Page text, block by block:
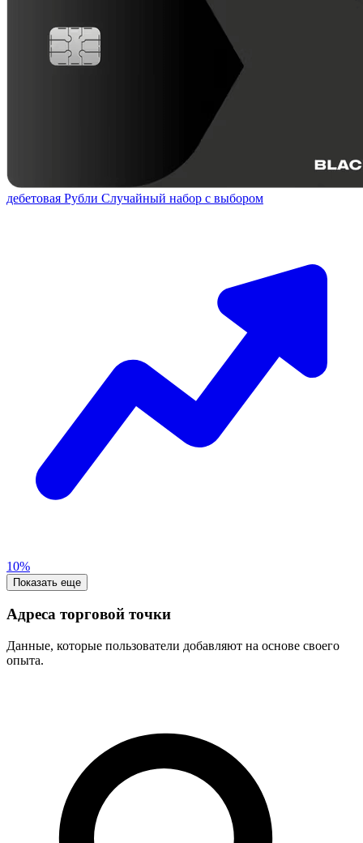
дебетовая Рубли Случайный набор с выбором
10%
Показать еще
Адреса торговой точки
Данные, которые пользователи добавляют на основе своего
опыта.